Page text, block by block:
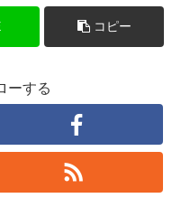
コピー
ーする